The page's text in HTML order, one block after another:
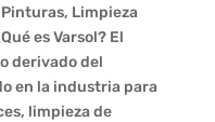
Limpieza
es Varsol? El
derivado del
en la industria para
limpieza de